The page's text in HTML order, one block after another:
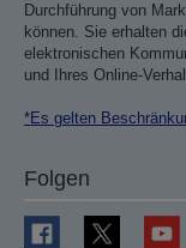
Durchführung von
können. Sie erhalten
elektronischen
und Ihres Online-
*Es gelten
Folgen